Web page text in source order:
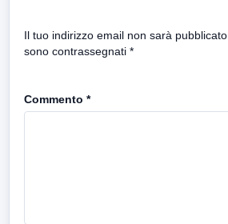
Il tuo indirizzo email non sarà pubblicato.
sono contrassegnati *
Commento *